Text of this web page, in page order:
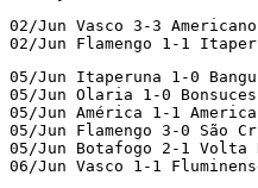
02/Jun Vasco 3-3 Americano
02/Jun Flamengo 1-1
05/Jun Itaperuna 1-0 Bangu
05/Jun Olaria 1-0
05/Jun América 1-1
05/Jun Flamengo 3-0 São
05/Jun Botafogo 2-1 Volta
06/Jun Vasco 1-1